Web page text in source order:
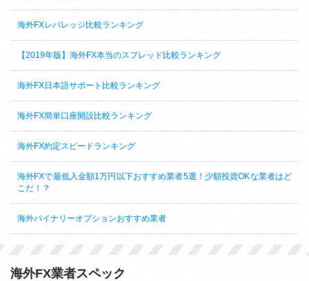
海外FXレバレッジ比較ランキング
【2019年版】海外FX本当のスプレッド比較ランキング
海外FX日本語サポート比較ランキング
海外FX簡単口座開設比較ランキング
海外FX約定スピードランキング
海外FXで最低入金額1万円以下おすすめ業者5選！少額投資OKな業者はど
こだ！？
海外バイナリーオプションおすすめ業者
海外FX業者スペック